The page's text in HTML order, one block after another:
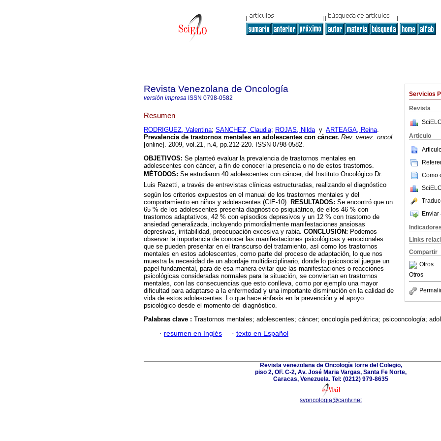
Servicios
Revista
Articulo
Como
Enviar
Indicadores
Links
Compartir
Otros
Otros
Revista Venezolana de Oncología
versión impresa ISSN 0798-0582
Resumen
RODRIGUEZ, Valentina; SANCHEZ, Claudia; ROJAS, Nilday ARTEAGA, Reina.
Prevalencia de trastornos mentales en adolescentes con cáncer. Rev. venez. oncol.
[online]. 2009, vol.21, n.4, pp.212-220. ISSN 0798-0582.
OBJETIVOS: Se planteó evaluar la prevalencia de trastornos mentales en
adolescentes con cáncer, a fin de conocer la presencia o no de estos trastornos.
MÉTODOS: Se estudiaron 40 adolescentes con cáncer, del Instituto Oncológico Dr.
Luis Razetti, a través de entrevistas clínicas estructuradas, realizando el diagnóstico
según los criterios expuestos en el manual de los trastornos mentales y del
comportamiento en niños y adolescentes (CIE-10). RESULTADOS: Se encontró que un
65 % de los adolescentes presenta diagnóstico psiquiátrico, de ellos 46 % con
trastornos adaptativos, 42 % con episodios depresivos y un 12 % con trastorno de
ansiedad generalizada, incluyendo primordialmente manifestaciones ansiosas
depresivas, irritabilidad, preocupación excesiva y rabia. CONCLUSIÓN: Podemos
observar la importancia de conocer las manifestaciones psicológicas y emocionales
que se pueden presentar en el transcurso del tratamiento, así como los trastornos
mentales en estos adolescentes, como parte del proceso de adaptación, lo que nos
muestra la necesidad de un abordaje multidisciplinario, donde lo psicosocial juegue un
papel fundamental, para de esa manera evitar que las manifestaciones o reacciones
psicológicas consideradas normales para la situación, se conviertan en trastornos
mentales, con las consecuencias que esto conlleva, como por ejemplo una mayor
dificultad para adaptarse a la enfermedad y una importante disminución en la calidad de
vida de estos adolescentes. Lo que hace énfasis en la prevención y el apoyo
psicológico desde el momento del diagnóstico.
Palabras clave : Trastornos mentales; adolescentes; cáncer; oncología pediátrica; psicooncología;
· resumen en Inglés · texto en Español
Revista venezolana de Oncología torre del Colegio,
piso 2, OF. C-2, Av. José Maria Vargas, Santa Fe Norte,
Caracas, Venezuela. Tel: (0212) 979-8635
svoncologia@cantv.net